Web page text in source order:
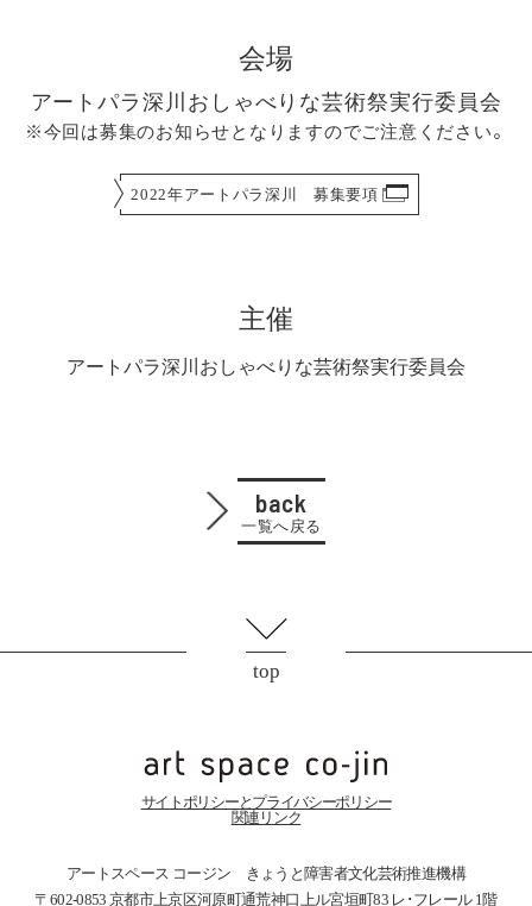
会場
アートパラ深川おしゃべりな芸術祭実行委員会
※今回は募集のお知らせとなりますのでご注意ください。
2022年アートパラ深川 募集要項
主催
アートパラ深川おしゃべりな芸術祭実行委員会
back
一覧へ戻る
top
サイトポリシーとプライバシーポリシー
関連リンク
アートスペース コージン きょうと障害者文化芸術推進機構
〒602-0853 京都市上京区河原町通荒神口上ル宮垣町83 レ･フレール 1階